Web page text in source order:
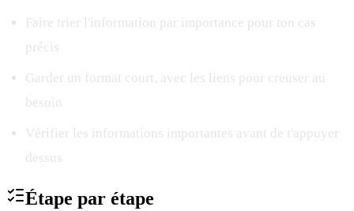
Faire trier l'information par importance pour ton cas
précis
Garder un format court, avec les liens pour creuser au
besoin
Vérifier les informations importantes avant de t'appuyer
dessus
Étape par étape